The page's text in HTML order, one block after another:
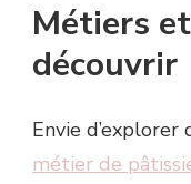
Métiers
découvrir
Envie d’explorer
métier de